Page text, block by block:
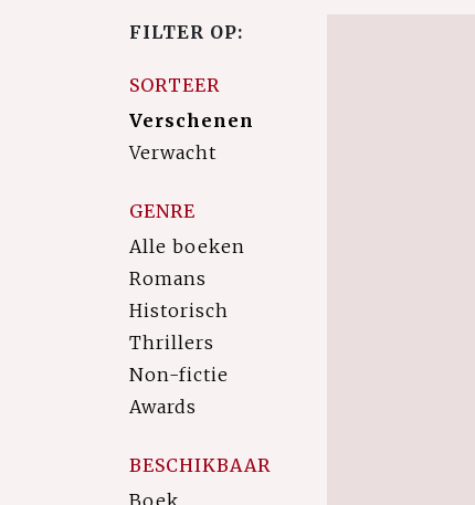
FILTER OP:
SORTEER
Verschenen
Verwacht
GENRE
Alle boeken
Romans
Historisch
Thrillers
Non-fictie
Awards
BESCHIKBAAR
Boek